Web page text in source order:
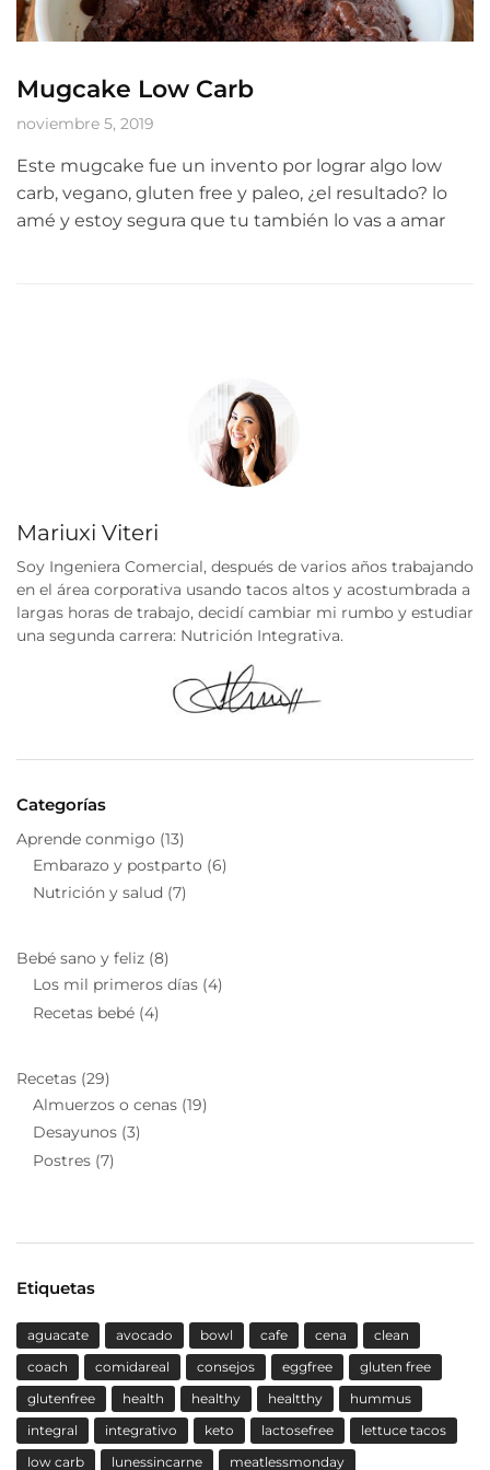
Mugcake Low Carb
noviembre 5, 2019
Este mugcake fue un invento por lograr algo low
carb, vegano, gluten free y paleo, ¿el resultado? lo
amé y estoy segura que tu también lo vas a amar
Mariuxi Viteri
Soy Ingeniera Comercial, después de varios años trabajando
en el área corporativa usando tacos altos y acostumbrada a
largas horas de trabajo, decidí cambiar mi rumbo y estudiar
una segunda carrera: Nutrición Integrativa.
Categorías
Aprende conmigo (13)
Embarazo y postparto (6)
Nutrición y salud (7)
Bebé sano y feliz (8)
Los mil primeros días (4)
Recetas bebé (4)
Recetas (29)
Almuerzos o cenas (19)
Desayunos (3)
Postres (7)
Etiquetas
aguacate avocado bowl cafe cena
clean
coach
comidareal consejos eggfree
gluten free
glutenfree
health healthy healtthy
hummus
integral
integrativo keto lactosefree
lettuce tacos
low carb
lunessincarne meatlessmonday